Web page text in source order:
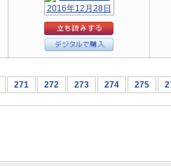
271 272 273 274 275